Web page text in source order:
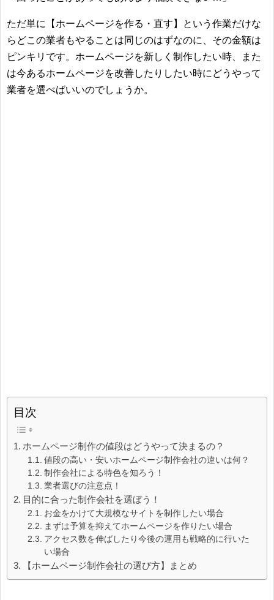
ただ単に【ホームページを作る・直す】という作業だけな
らどこの業者もやることは同じのはずなのに、その金額は
ピンキリです。ホームページを新しく制作したい時、また
は今あるホームページを改善したりしたい時にどうやって
業者を選べばいいのでしょうか。
目次
ホームページ制作の値段はどうやって決まるの？
値段の高い・安いホームページ制作会社の違いは何？
制作会社による特色を知ろう！
業者選びの注意点！
目的に合った制作会社を選ぼう！
お金をかけて大規模なサイトを制作したい場合
まずは予算を抑えてホームページを作りたい場合
アクセス数を伸ばしたり今後の運用も戦略的に行いた
い場合
【ホームページ制作会社の選び方】まとめ